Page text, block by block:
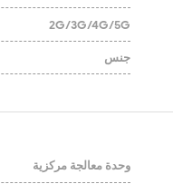
2G/3G/4G/5G
جنس
وحدة معالجة مركزية